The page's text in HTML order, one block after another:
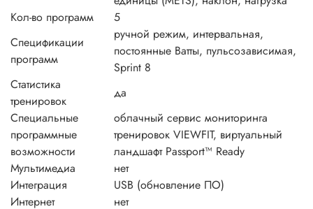
Кол-во программ
5
Спецификации
программ
ручной режим, интервальная,
постоянные Ватты, пульсозависимая,
Sprint 8
Статистика
тренировок
да
Специальные
программные
возможности
облачный сервис мониторинга
тренировок VIEWFIT, виртуальный
ландшафт Passport™ Ready
Мультимедиа
нет
Интеграция
USB (обновление ПО)
Интернет
нет